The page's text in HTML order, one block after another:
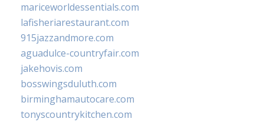
mariceworldessentials.com
lafisheriarestaurant.com
915jazzandmore.com
aguadulce-countryfair.com
jakehovis.com
bosswingsduluth.com
birminghamautocare.com
tonyscountrykitchen.com